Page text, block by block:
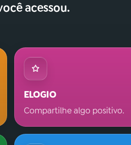
acessou.
ELOGIO
Compartilhe algo positivo.